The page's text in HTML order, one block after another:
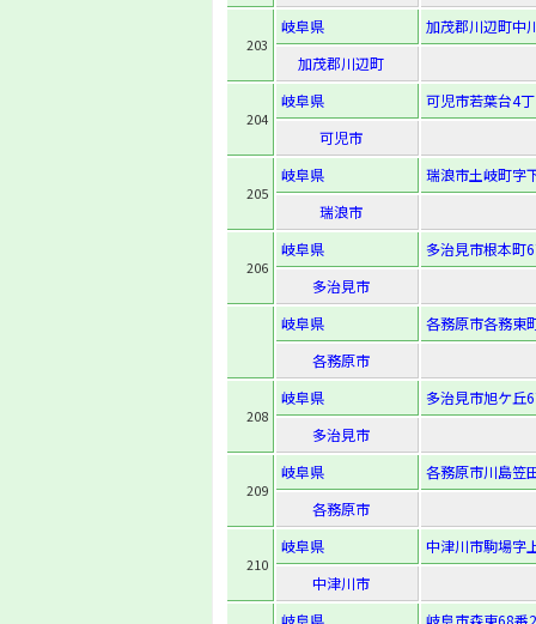
203
岐阜県
加茂郡川辺町中
加茂郡川辺町
204
岐阜県
可児市若葉台4
可児市
205
岐阜県
瑞浪市土岐町字
瑞浪市
206
岐阜県
多治見市根本町
多治見市
岐阜県
各務原市各務東
各務原市
208
岐阜県
多治見市旭ケ丘
多治見市
209
岐阜県
各務原市川島笠
各務原市
210
岐阜県
中津川市駒場字
中津川市
岐阜県
岐阜市森東68番2